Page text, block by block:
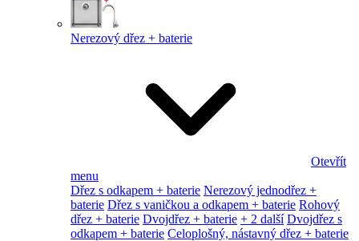
Nerezový dřez + baterie
Otevřít
menu
Dřez s odkapem + baterie Nerezový jednodřez +
baterie Dřez s vaničkou a odkapem + baterie Rohový
dřez + baterie Dvojdřez + baterie + 2 další Dvojdřez s
odkapem + baterie Celoplošný, nástavný dřez + baterie